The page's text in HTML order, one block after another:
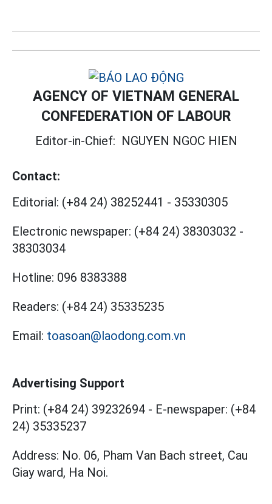
AGENCY OF VIETNAM GENERAL
CONFEDERATION OF LABOUR
Editor-in-Chief: NGUYEN NGOC HIEN
Contact:
Editorial: (+84 24) 38252441 - 35330305
Electronic newspaper: (+84 24) 38303032 -
38303034
Hotline: 096 8383388
Readers: (+84 24) 35335235
Email: toasoan@laodong.com.vn
Advertising Support
Print: (+84 24) 39232694 - E-newspaper: (+84
24) 35335237
Address: No. 06, Pham Van Bach street, Cau
Giay ward, Ha Noi.